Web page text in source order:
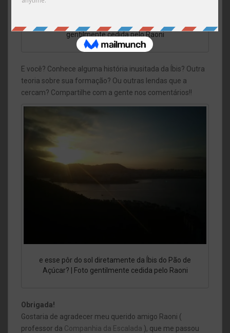
gentilmente cedida pelo Raoni
E você? Conhece alguma história inusitada da Íbis? Outra
teoria sobre sua formação? Ou outras lendas que a
cercam? Compartilhe com a gente nos comentários!!
e esse pôr do sol diretamente da Íbis do Pão de
Açúcar? | Foto gentilmente cedida pelo Raoni
Obrigada!
Gostaria de agradecer meu querido amigo Raoni (
professor da Companhia da Escalada ), que me passou